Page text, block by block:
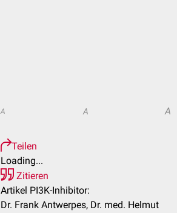
A A A
Teilen
Loading...
Zitieren
Artikel PI3K-Inhibitor:
Dr. Frank Antwerpes, Dr. med. Helmut